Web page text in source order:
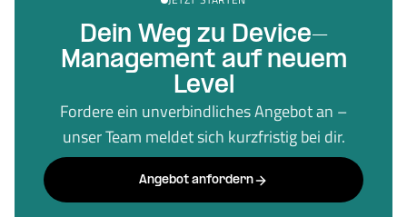
Dein Weg zu Device-
Management auf neuem
Level
Fordere ein unverbindliches Angebot an –
unser Team meldet sich kurzfristig bei dir.
Angebot anfordern